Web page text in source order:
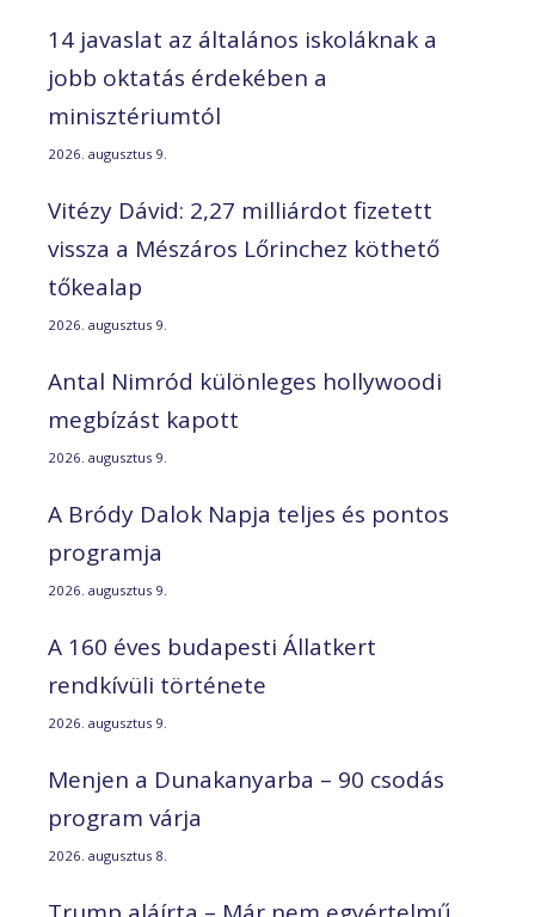
14 javaslat az általános iskoláknak a
jobb oktatás érdekében a
minisztériumtól
2026. augusztus 9.
Vitézy Dávid: 2,27 milliárdot fizetett
vissza a Mészáros Lőrinchez köthető
tőkealap
2026. augusztus 9.
Antal Nimród különleges hollywoodi
megbízást kapott
2026. augusztus 9.
A Bródy Dalok Napja teljes és pontos
programja
2026. augusztus 9.
A 160 éves budapesti Állatkert
rendkívüli története
2026. augusztus 9.
Menjen a Dunakanyarba – 90 csodás
program várja
2026. augusztus 8.